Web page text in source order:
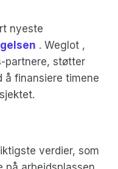
nyeste
. Weglot ,
partnere, støtter
å finansiere timene
verdier, som